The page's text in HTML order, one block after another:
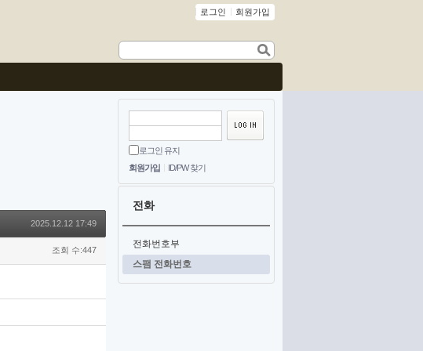
로그인 회원가입
로그인 유지
회원가입
ID/PW 찾기
전화
전화번호부
스팸 전화번호
2025.12.12 17:49
조회 수:447